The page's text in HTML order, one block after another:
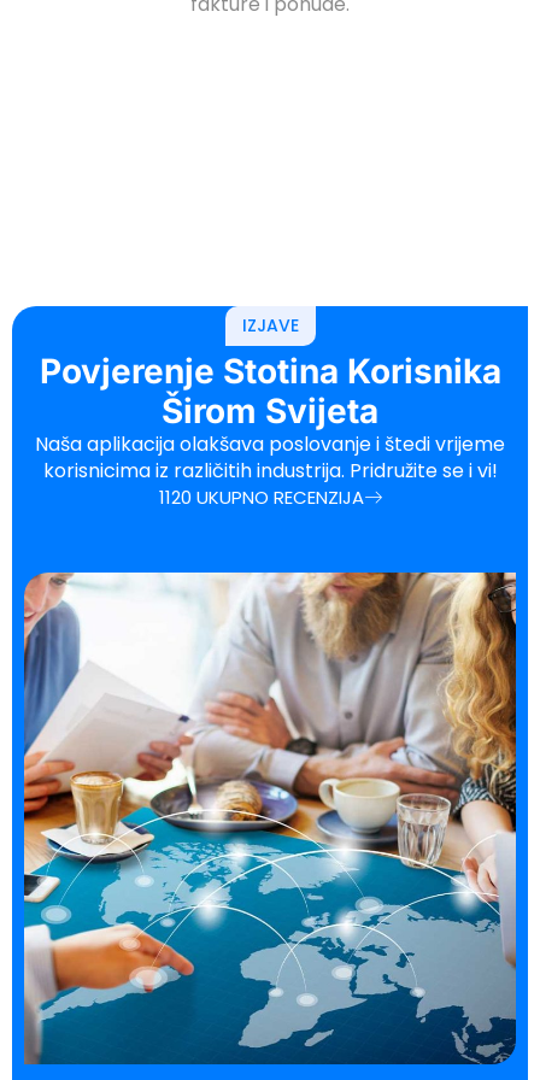
IZJAVE
Povjerenje Stotina Korisnika
Širom Svijeta
Naša aplikacija olakšava poslovanje i štedi vrijeme
korisnicima iz različitih industrija. Pridružite se i vi!
1120 UKUPNO RECENZIJA